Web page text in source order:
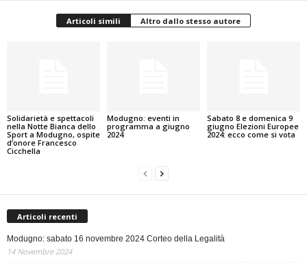
Articoli simili Altro dallo stesso autore
Solidarietà e spettacoli
nella Notte Bianca dello
Sport a Modugno, ospite
d’onore Francesco
Cicchella
Modugno: eventi in
programma a giugno
2024
Sabato 8 e domenica 9
giugno Elezioni Europee
2024: ecco come si vota
Articoli recenti
Modugno: sabato 16 novembre 2024 Corteo della Legalità
14 Novembre 2024